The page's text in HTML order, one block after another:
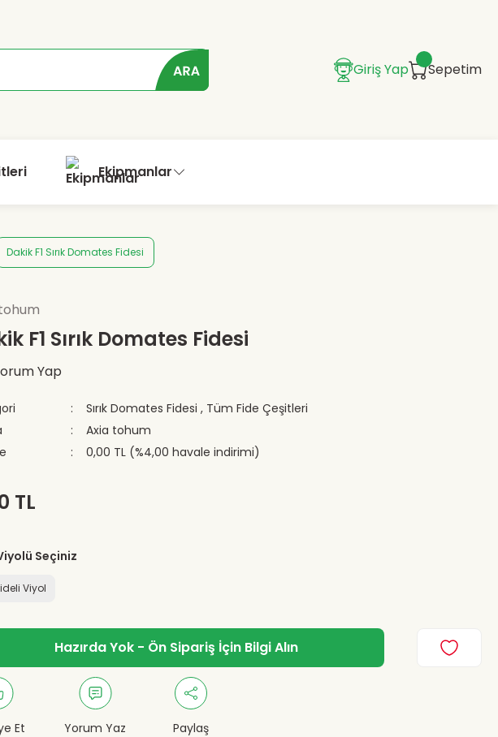
Giriş Yap Sepetim
Ekipmanlar
Dakik F1 Sırık Domates Fidesi
F1 Sırık Domates Fidesi
Yap
Sırık Domates Fidesi , Tüm Fide Çeşitleri
Axia tohum
0,00 TL (%4,00 havale indirimi)
TL
Seçiniz
Viyol
Hazırda Yok - Ön Sipariş İçin Bilgi Alın
Et Yorum Yaz Paylaş